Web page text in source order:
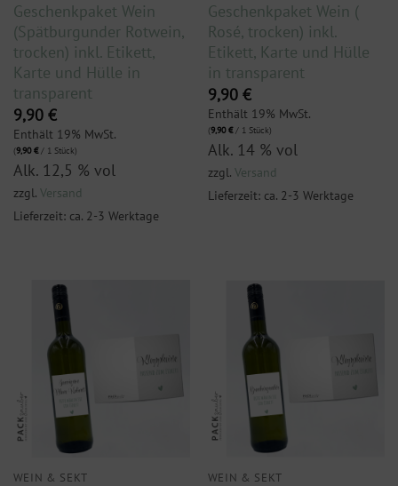
Geschenkpaket Wein
(Spätburgunder Rotwein,
trocken) inkl. Etikett,
Karte und Hülle in
transparent
9,90 €
Enthält 19% MwSt.
(9,90€/ 1 Stück)
Alk. 12,5 % vol
zzgl. Versand
Lieferzeit: ca. 2-3 Werktage
Geschenkpaket Wein (
Rosé, trocken) inkl.
Etikett, Karte und Hülle
in transparent
9,90 €
Enthält 19% MwSt.
(9,90€/ 1 Stück)
Alk. 14 % vol
zzgl. Versand
Lieferzeit: ca. 2-3 Werktage
WEIN & SEKT WEIN & SEKT